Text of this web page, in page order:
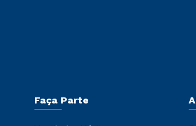
Faça Parte